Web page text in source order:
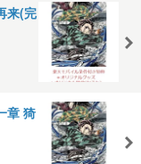
来(完
章 猗